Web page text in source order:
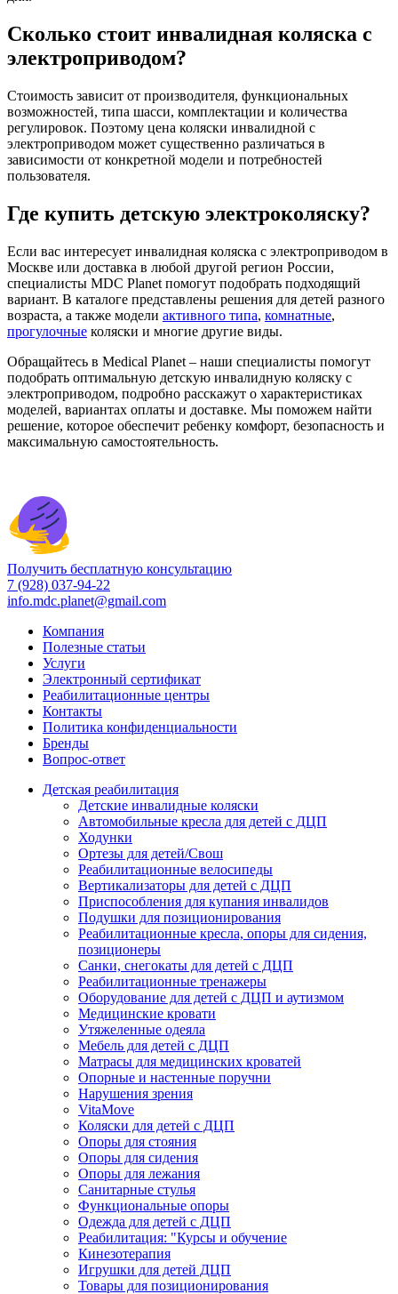
Сколько стоит инвалидная коляска с
электроприводом?
Стоимость зависит от производителя, функциональных
возможностей, типа шасси, комплектации и количества
регулировок. Поэтому цена коляски инвалидной с
электроприводом может существенно различаться в
зависимости от конкретной модели и потребностей
пользователя.
Где купить детскую электроколяску?
Если вас интересует инвалидная коляска с электроприводом в
Москве или доставка в любой другой регион России,
специалисты MDC Planet помогут подобрать подходящий
вариант. В каталоге представлены решения для детей разного
возраста, а также модели активного типа, комнатные,
прогулочные коляски и многие другие виды.
Обращайтесь в Medical Planet – наши специалисты помогут
подобрать оптимальную детскую инвалидную коляску с
электроприводом, подробно расскажут о характеристиках
моделей, вариантах оплаты и доставке. Мы поможем найти
решение, которое обеспечит ребенку комфорт, безопасность и
максимальную самостоятельность.
Получить бесплатную консультацию
7 (928) 037-94-22
info.mdc.planet@gmail.com
Компания
Полезные статьи
Услуги
Электронный сертификат
Реабилитационные центры
Контакты
Политика конфиденциальности
Бренды
Вопрос-ответ
Детская реабилитация
Детские инвалидные коляски
Автомобильные кресла для детей с ДЦП
Ходунки
Ортезы для детей/Свош
Реабилитационные велосипеды
Вертикализаторы для детей с ДЦП
Приспособления для купания инвалидов
Подушки для позиционирования
Реабилитационные кресла, опоры для сидения,
позиционеры
Санки, снегокаты для детей с ДЦП
Реабилитационные тренажеры
Оборудование для детей с ДЦП и аутизмом
Медицинские кровати
Утяжеленные одеяла
Мебель для детей с ДЦП
Матрасы для медицинских кроватей
Опорные и настенные поручни
Нарушения зрения
VitaMove
Коляски для детей с ДЦП
Опоры для стояния
Опоры для сидения
Опоры для лежания
Санитарные стулья
Функциональные опоры
Одежда для детей с ДЦП
Реабилитация: "Курсы и обучение
Кинезотерапия
Игрушки для детей ДЦП
Товары для позиционирования